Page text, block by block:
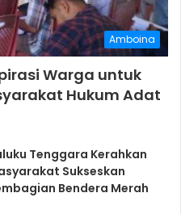
Amboina
Warga untuk
Hukum Adat
Tenggara Kerahkan
Sukseskan
Bendera Merah